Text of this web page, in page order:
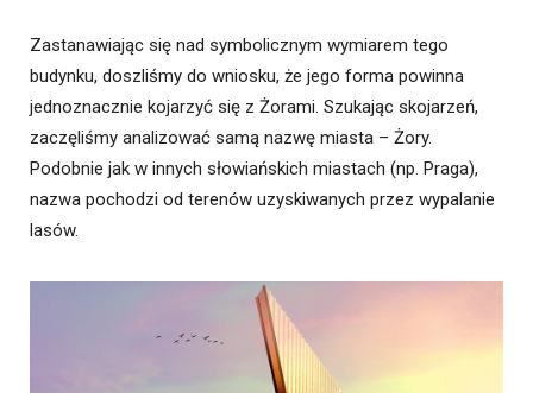
Zastanawiając się nad symbolicznym wymiarem tego
budynku, doszliśmy do wniosku, że jego forma powinna
jednoznacznie kojarzyć się z Żorami. Szukając skojarzeń,
zaczęliśmy analizować samą nazwę miasta – Żory.
Podobnie jak w innych słowiańskich miastach (np. Praga),
nazwa pochodzi od terenów uzyskiwanych przez wypalanie
lasów.